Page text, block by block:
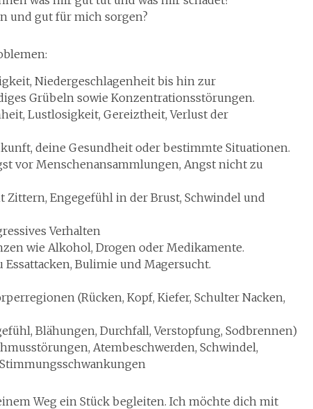
und gut für mich sorgen?
Niedergeschlagenheit bis hin zur
Grübeln sowie Konzentrationsstörungen.
Lustlosigkeit, Gereiztheit, Verlust der
deine Gesundheit oder bestimmte Situationen.
vor Menschenansammlungen, Angst nicht zu
Engegefühl in der Brust, Schwindel und
Verhalten
wie Alkohol, Drogen oder Medikamente.
Bulimie und Magersucht.
(Rücken, Kopf, Kiefer, Schulter Nacken,
Blähungen, Durchfall, Verstopfung, Sodbrennen)
Atembeschwerden, Schwindel,
Weg ein Stück begleiten. Ich möchte dich mit